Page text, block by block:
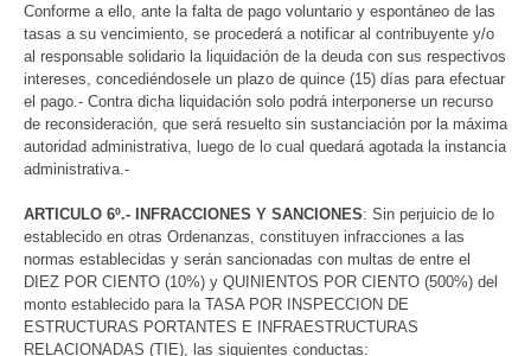
Conforme a ello, ante la falta de pago voluntario y espontáneo de las
tasas a su vencimiento, se procederá a notificar al contribuyente y/o
al responsable solidario la liquidación de la deuda con sus respectivos
intereses, concediéndosele un plazo de quince (15) días para efectuar
el pago.- Contra dicha liquidación solo podrá interponerse un recurso
de reconsideración, que será resuelto sin sustanciación por la máxima
autoridad administrativa, luego de lo cual quedará agotada la instancia
administrativa.-
ARTICULO 6º.- INFRACCIONES Y SANCIONES: Sin perjuicio de lo
establecido en otras Ordenanzas, constituyen infracciones a las
normas establecidas y serán sancionadas con multas de entre el
DIEZ POR CIENTO (10%) y QUINIENTOS POR CIENTO (500%) del
monto establecido para la TASA POR INSPECCION DE
ESTRUCTURAS PORTANTES E INFRAESTRUCTURAS
RELACIONADAS (TIE), las siguientes conductas: